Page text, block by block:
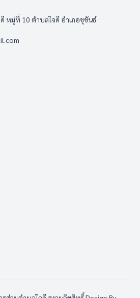
หมู่ที่ 10 ตำบลใจดี อำเภอขุขันธ์